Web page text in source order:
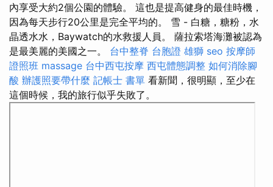
內享受大約2個公園的體驗。 這也是提高健身的最佳時機，
因為每天步行20公里是完全平均的。 雪 - 白糖，糖粉，水
晶透水水，Baywatch的水救援人員。 薩拉索塔海灘被認為
是最美麗的美國之一。 台中整脊 台胞證 雄獅 seo 按摩師
證照班 massage 台中西屯按摩 西屯體態調整 如何消除腳
酸 辦護照要帶什麼 記帳士 書單 看新聞，很明顯，至少在
這個時候，我的旅行似乎失敗了。